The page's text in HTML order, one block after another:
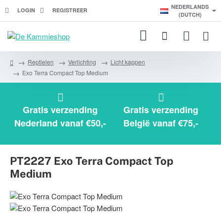
LOGIN REGISTREER
NEDERLANDS
(DUTCH)
Reptielen Verlichting
Licht kappen
Exo Terra Compact Top Medium
Gratis verzending
Nederland vanaf €50,-
Gratis verzending
België vanaf €75,-
PT2227 Exo Terra Compact Top
Medium